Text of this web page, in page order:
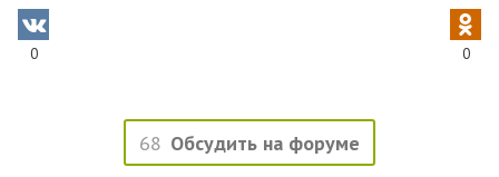
0 0
68 Обсудить на форуме